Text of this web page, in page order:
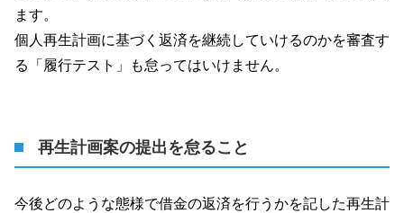
ます。
個人再生計画に基づく返済を継続していけるのかを審査す
る「履行テスト」も怠ってはいけません。
再生計画案の提出を怠ること
今後どのような態様で借金の返済を行うかを記した再生計